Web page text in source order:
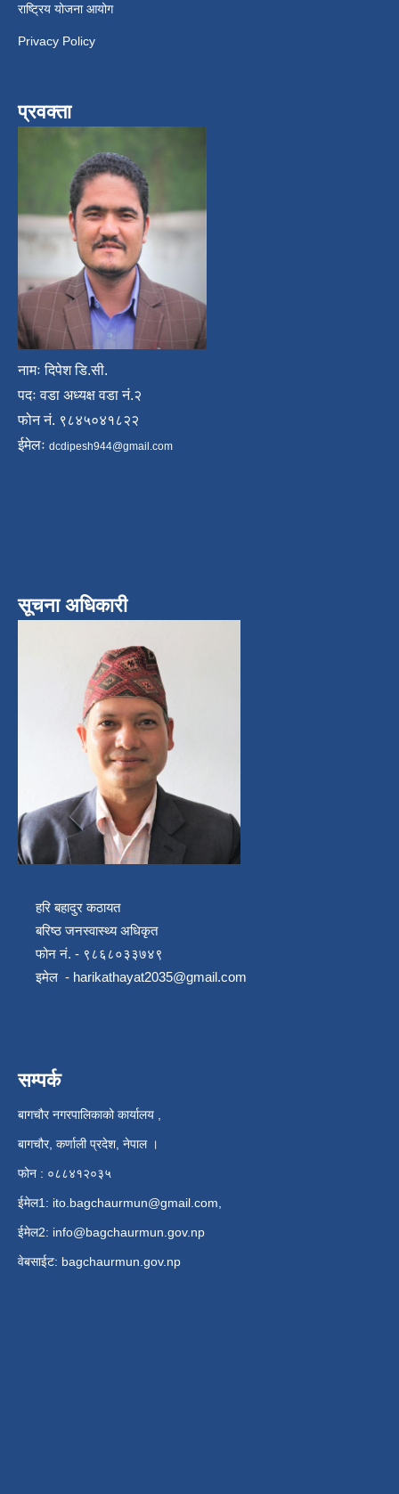
राष्ट्रिय योजना आयोग
Privacy Policy
प्रवक्ता
नामः दिपेश डि.सी.
पदः वडा अध्यक्ष वडा नं.२
फोन नं. ९८४५०४१८२२
ईमेलः dcdipesh944@gmail.com
सूचना अधिकारी
हरि बहादुर कठायत
बरिष्ठ जनस्वास्थ्य अधिकृत
फोन नं. - ९८६८०३३७४९
इमेल - harikathayat2035@gmail.com
सम्पर्क
बागचौर नगरपालिकाको कार्यालय ,
बागचौर, कर्णाली प्रदेश, नेपाल ।
फोन : ०८८४१२०३५
ईमेल1: ito.bagchaurmun@gmail.com
ईमेल2: info@bagchaurmun.gov.np
वे‍बसाईट: bagchaurmun.gov.np